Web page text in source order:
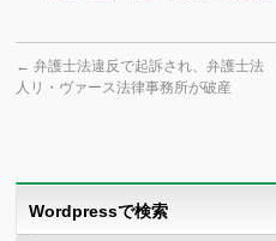
← 弁護士法違反で起訴され、弁護士法
人リ・ヴァース法律事務所が破産
Wordpressで検索